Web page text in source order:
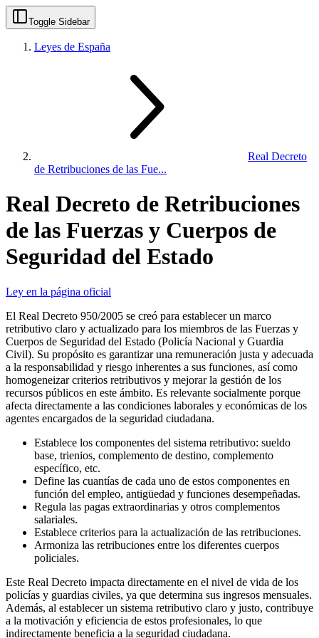
Toggle Sidebar
Leyes de España
Real Decreto
de Retribuciones de las Fue...
Real Decreto de Retribuciones
de las Fuerzas y Cuerpos de
Seguridad del Estado
Ley en la página oficial
El Real Decreto 950/2005 se creó para establecer un marco
retributivo claro y actualizado para los miembros de las Fuerzas y
Cuerpos de Seguridad del Estado (Policía Nacional y Guardia
Civil). Su propósito es garantizar una remuneración justa y adecuada
a la responsabilidad y riesgo inherentes a sus funciones, así como
homogeneizar criterios retributivos y mejorar la gestión de los
recursos públicos en este ámbito. Es relevante socialmente porque
afecta directamente a las condiciones laborales y económicas de los
agentes encargados de la seguridad ciudadana.
Establece los componentes del sistema retributivo: sueldo
base, trienios, complemento de destino, complemento
específico, etc.
Define las cuantías de cada uno de estos componentes en
función del empleo, antigüedad y funciones desempeñadas.
Regula las pagas extraordinarias y otros complementos
salariales.
Establece criterios para la actualización de las retribuciones.
Armoniza las retribuciones entre los diferentes cuerpos
policiales.
Este Real Decreto impacta directamente en el nivel de vida de los
policías y guardias civiles, ya que determina sus ingresos mensuales.
Además, al establecer un sistema retributivo claro y justo, contribuye
a la motivación y eficiencia de estos profesionales, lo que
indirectamente beneficia a la seguridad ciudadana.